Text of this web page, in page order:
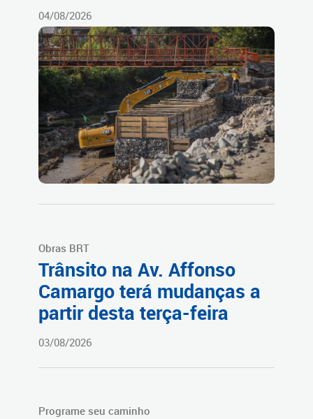
04/08/2026
Obras BRT
Trânsito na Av. Affonso
Camargo terá mudanças a
partir desta terça-feira
03/08/2026
Programe seu caminho